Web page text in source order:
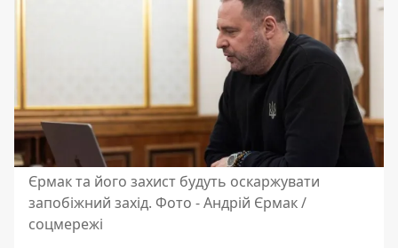
Єрмак та його захист будуть оскаржувати
запобіжний захід. Фото - Андрій Єрмак /
соцмережі